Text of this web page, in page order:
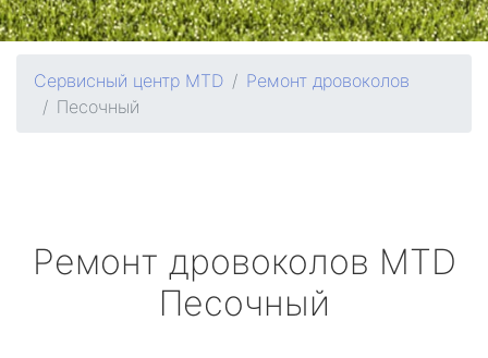
Сервисный центр MTD
Ремонт дровоколов
Песочный
Ремонт дровоколов MTD
Песочный